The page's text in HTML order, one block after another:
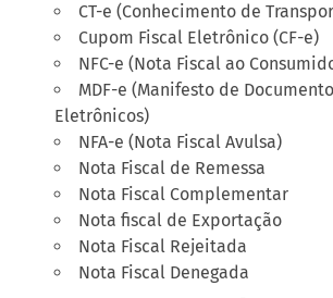
CT-e (Conhecimento de
Cupom Fiscal Eletrônico (CF-e)
NFC-e (Nota Fiscal ao
MDF-e (Manifesto de
Eletrônicos)
NFA-e (Nota Fiscal Avulsa)
Nota Fiscal de Remessa
Nota Fiscal Complementar
Nota fiscal de Exportação
Nota Fiscal Rejeitada
Nota Fiscal Denegada